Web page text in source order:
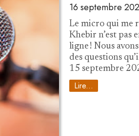
16 septembre
Le micro qui me
Khebir n’est pas
ligne ! Nous
des questions
15 septembre
Lire...